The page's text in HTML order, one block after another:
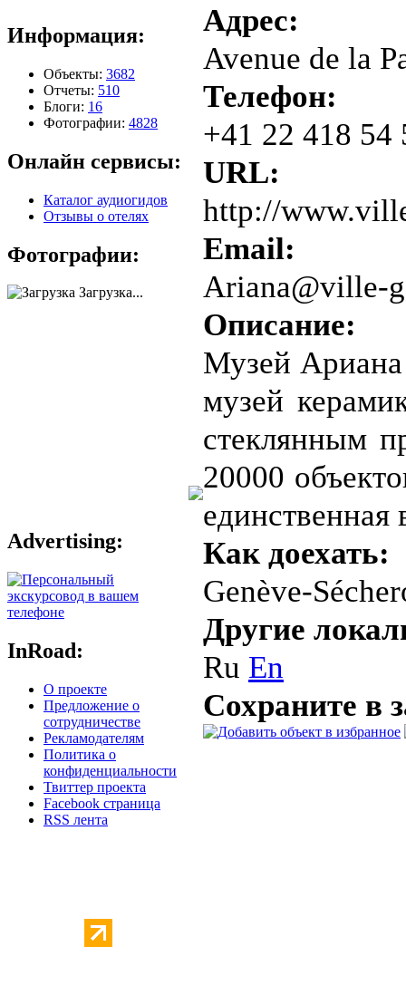
Информация:
Объекты: 3682
Отчеты: 510
Блоги: 16
Фотографии: 4828
Онлайн сервисы:
Каталог аудиогидов
Отзывы о отелях
Фотографии:
Загрузка...
Advertising:
InRoad:
О проекте
Предложение о
сотрудничестве
Рекламодателям
Политика о
конфиденциальности
Твиттер проекта
Facebook страница
RSS лента
Адрес:
Avenue de la
Телефон:
+41 22 418 54
URL:
http://
Email:
Ariana@ville-
Описание:
Музей
музей
стеклянным
20000
Как доехать:
Genève-
Другие
Ru En
Сохраните в